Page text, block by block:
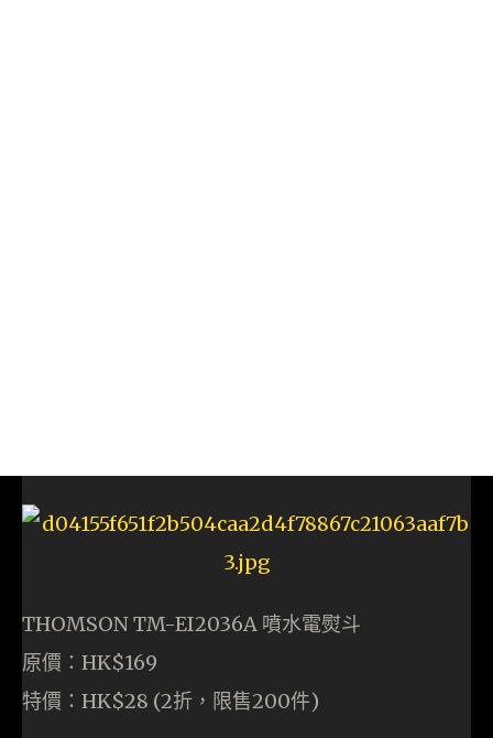
THOMSON TM-EI2036A 噴水電熨斗
原價：HK$169
特價：HK$28 (2折，限售200件)